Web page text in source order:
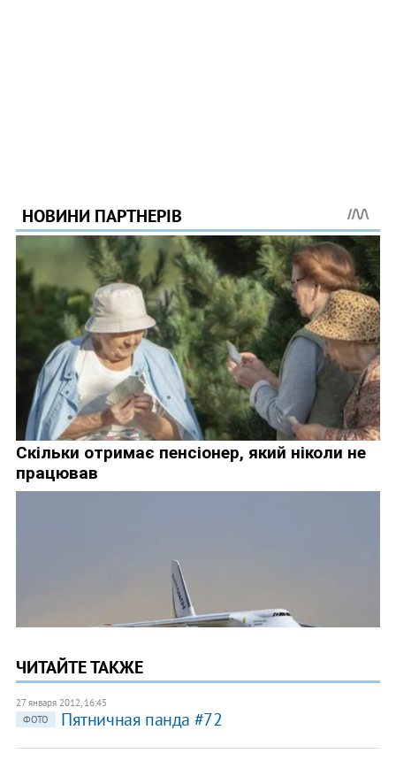
ЧИТАЙТЕ ТАКЖЕ
27 января 2012, 16:45
ФОТО
Пятничная панда #72